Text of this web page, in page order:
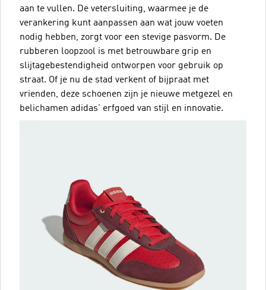
aan te vullen. De vetersluiting, waarmee je de
verankering kunt aanpassen aan wat jouw voeten
nodig hebben, zorgt voor een stevige pasvorm. De
rubberen loopzool is met betrouwbare grip en
slijtagebestendigheid ontworpen voor gebruik op
straat. Of je nu de stad verkent of bijpraat met
vrienden, deze schoenen zijn je nieuwe metgezel en
belichamen adidas' erfgoed van stijl en innovatie.